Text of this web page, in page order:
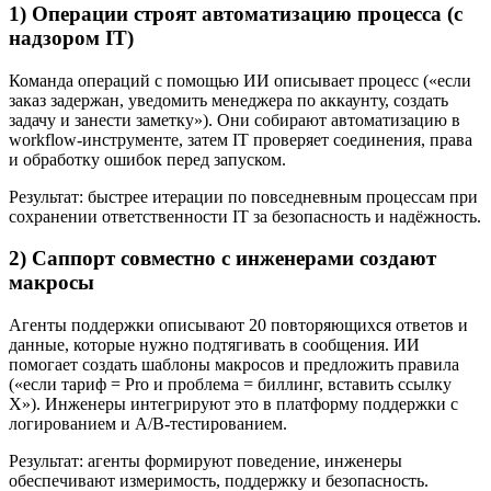
1) Операции строят автоматизацию процесса (с
надзором IT)
Команда операций с помощью ИИ описывает процесс («если
заказ задержан, уведомить менеджера по аккаунту, создать
задачу и занести заметку»). Они собирают автоматизацию в
workflow‑инструменте, затем IT проверяет соединения, права
и обработку ошибок перед запуском.
Результат: быстрее итерации по повседневным процессам при
сохранении ответственности IT за безопасность и надёжность.
2) Саппорт совместно с инженерами создают
макросы
Агенты поддержки описывают 20 повторяющихся ответов и
данные, которые нужно подтягивать в сообщения. ИИ
помогает создать шаблоны макросов и предложить правила
(«если тариф = Pro и проблема = биллинг, вставить ссылку
X»). Инженеры интегрируют это в платформу поддержки с
логированием и A/B‑тестированием.
Результат: агенты формируют поведение, инженеры
обеспечивают измеримость, поддержку и безопасность.